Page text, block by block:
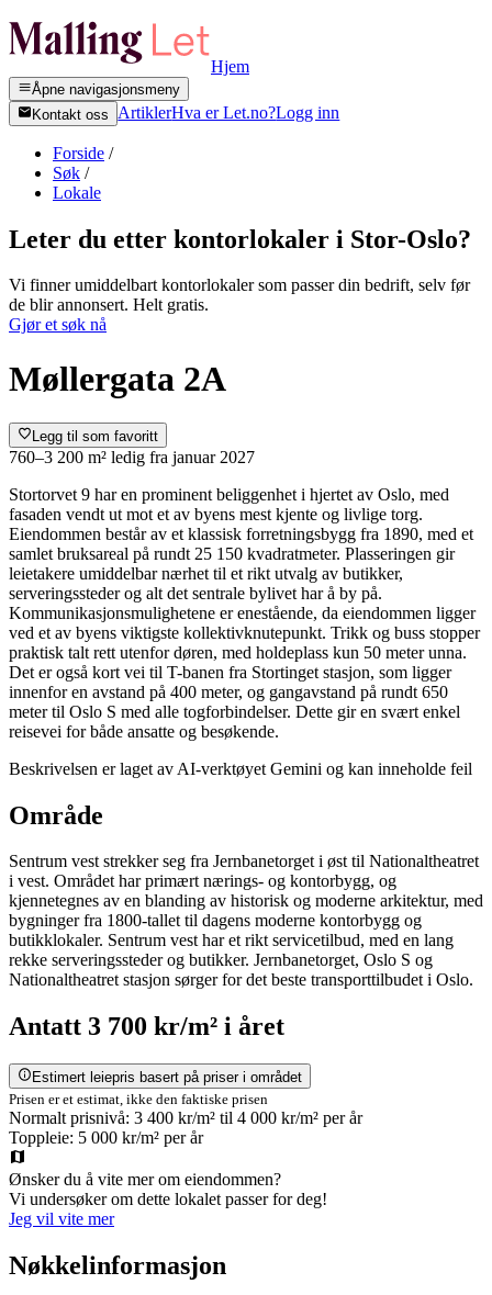
Hjem
Åpne navigasjonsmeny
Kontakt oss
ArtiklerHva er Let.no?Logg inn
Forside /
Søk /
Lokale
Leter du etter kontorlokaler i Stor-Oslo?
Vi finner umiddelbart kontorlokaler som passer din bedrift, selv før
de blir annonsert. Helt gratis.
Gjør et søk nå
Møllergata 2A
Legg til som favoritt
760–3 200 m² ledig fra januar 2027
Stortorvet 9 har en prominent beliggenhet i hjertet av Oslo, med
fasaden vendt ut mot et av byens mest kjente og livlige torg.
Eiendommen består av et klassisk forretningsbygg fra 1890, med et
samlet bruksareal på rundt 25 150 kvadratmeter. Plasseringen gir
leietakere umiddelbar nærhet til et rikt utvalg av butikker,
serveringssteder og alt det sentrale bylivet har å by på.
Kommunikasjonsmulighetene er enestående, da eiendommen ligger
ved et av byens viktigste kollektivknutepunkt. Trikk og buss stopper
praktisk talt rett utenfor døren, med holdeplass kun 50 meter unna.
Det er også kort vei til T-banen fra Stortinget stasjon, som ligger
innenfor en avstand på 400 meter, og gangavstand på rundt 650
meter til Oslo S med alle togforbindelser. Dette gir en svært enkel
reisevei for både ansatte og besøkende.
Beskrivelsen er laget av AI-verktøyet Gemini og kan inneholde feil
Område
Sentrum vest strekker seg fra Jernbanetorget i øst til Nationaltheatret
i vest. Området har primært nærings- og kontorbygg, og
kjennetegnes av en blanding av historisk og moderne arkitektur, med
bygninger fra 1800-tallet til dagens moderne kontorbygg og
butikklokaler. Sentrum vest har et rikt servicetilbud, med en lang
rekke serveringssteder og butikker. Jernbanetorget, Oslo S og
Nationaltheatret stasjon sørger for det beste transporttilbudet i Oslo.
Antatt 3 700 kr/m² i året
Estimert leiepris basert på priser i området
Prisen er et estimat, ikke den faktiske prisen
Normalt prisnivå: 3 400 kr/m² til 4 000 kr/m² per år
Toppleie: 5 000 kr/m² per år
Ønsker du å vite mer om eiendommen?
Vi undersøker om dette lokalet passer for deg!
Jeg vil vite mer
Nøkkelinformasjon